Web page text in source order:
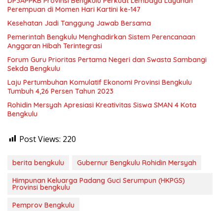
Perempuan di Momen Hari Kartini ke-147
Kesehatan Jadi Tanggung Jawab Bersama
Pemerintah Bengkulu Menghadirkan Sistem Perencanaan
Anggaran Hibah Terintegrasi
Forum Guru Prioritas Pertama Negeri dan Swasta Sambangi
Sekda Bengkulu
Laju Pertumbuhan Komulatif Ekonomi Provinsi Bengkulu
Tumbuh 4,26 Persen Tahun 2023
Rohidin Mersyah Apresiasi Kreativitas Siswa SMAN 4 Kota
Bengkulu
Post Views: 220
berita bengkulu
Gubernur Bengkulu Rohidin Mersyah
Himpunan Keluarga Padang Guci Serumpun (HKPGS)
Provinsi bengkulu
Pemprov Bengkulu